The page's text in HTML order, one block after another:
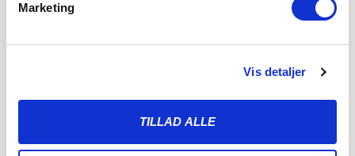
Marketing
Vis detaljer
TILLAD ALLE
TOPSCORER I ESTLAND
4. AUGUST 2026